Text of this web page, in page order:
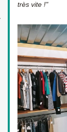
très vite !"